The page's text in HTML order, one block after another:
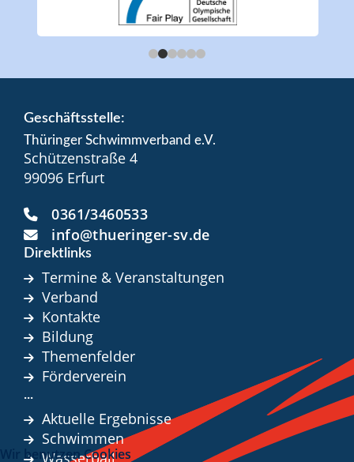
Geschäftsstelle:
Thüringer Schwimmverband e.V.
Schützenstraße 4
99096 Erfurt
0361/3460533
info@thueringer-sv.de
Direktlinks
Termine & Veranstaltungen
Verband
Kontakte
Bildung
Themenfelder
Förderverein
...
Aktuelle Ergebnisse
Schwimmen
Wir benutzen Cookies